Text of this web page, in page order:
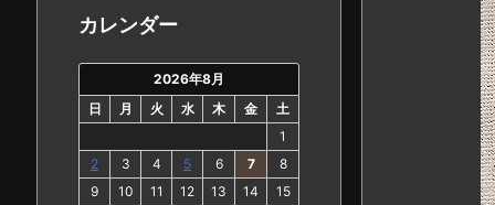
イ
ブ
カレンダー
2026年8月
日
月 火 水 木 金
土
1
2
3 4 5 6 7
8
9
10 11 12 13 14
15